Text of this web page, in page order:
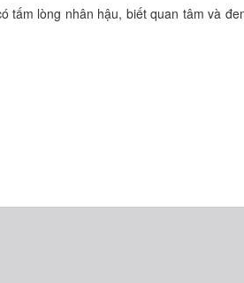
tấm lòng nhân hậu, biết quan tâm và